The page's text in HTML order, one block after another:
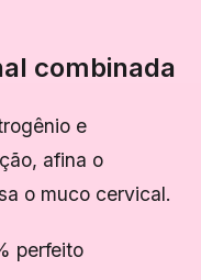
combinada
e
afina o
o muco cervical.
perfeito